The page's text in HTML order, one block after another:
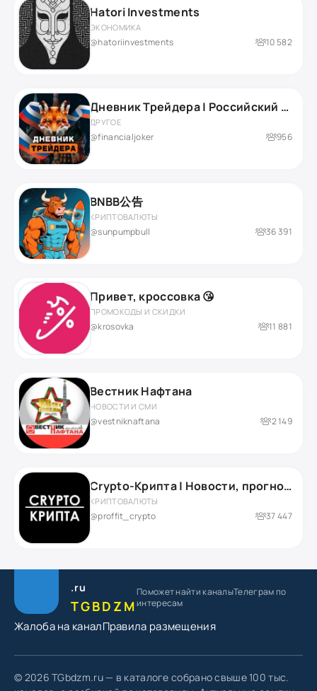
Hatori Investments
ЭКОНОМИКА
@hatoriinvestments 10 582
Дневник Трейдера | Российский рынок
ДРУГОЕ
@financialjoker 956
BNBB公告
КРИПТОВАЛЮТЫ
@sunpumpbull 36 391
Привет, кроссовка 😘
ПРОМОКОДЫ И СКИДКИ
@krosovka 11 881
Вестник Нафтана
НОВОСТИ И СМИ
@vestniknaftana 2 149
Crypto-Крипта | Новости, прогнозы и аналитика
КРИПТОВАЛЮТЫ
@proffit_crypto 37 447
.ru
TGBDZM
Поможет найти каналыТелеграм по
интересам
Жалоба на каналПравила размещения
© 2026 TGbdzm.ru — в каталоге собрано свыше 100 тыс.